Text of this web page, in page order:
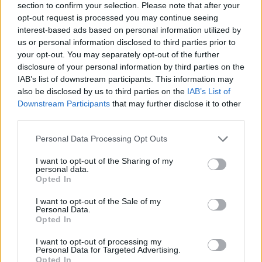
section to confirm your selection. Please note that after your
opt-out request is processed you may continue seeing
interest-based ads based on personal information utilized by
us or personal information disclosed to third parties prior to
your opt-out. You may separately opt-out of the further
disclosure of your personal information by third parties on the
IAB’s list of downstream participants. This information may
also be disclosed by us to third parties on the IAB’s List of
Downstream Participants that may further disclose it to other
Personal Data Processing Opt Outs
I want to opt-out of the Sharing of my
personal data.
Opted In
I want to opt-out of the Sale of my
Personal Data.
Opted In
I want to opt-out of processing my
Personal Data for Targeted Advertising.
Opted In
La Sala Caproni della Biblioteca La Vigna
sua Biblioteca. Ini­zialmente la voleva lì sul lago ma presup­poneva
troppa apertura mentale da parte degli enti locali. Poi valutò
difficoltà, decise di concen­trarsi su Vicenza, da dove tutto era
partito. Il progetto però veniva visto come una delle sue tante